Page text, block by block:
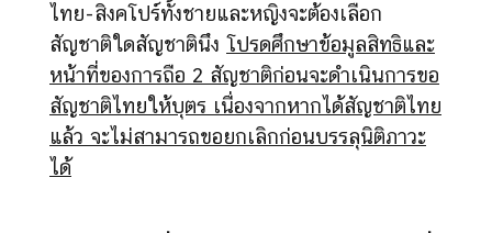
ไทย-สิงคโปร์ทั้งชายและหญิงจะต้องเลือก
สัญชาติใดสัญชาตินึง โปรดศึกษาข้อมูลสิทธิและ
หน้าที่ของการถือ 2 สัญชาติก่อนจะดำเนินการขอ
สัญชาติไทยให้บุตร เนื่องจากหากได้สัญชาติไทย
แล้ว จะไม่สามารถขอยกเลิกก่อนบรรลุนิติภาวะ
ได้